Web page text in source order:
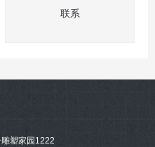
联系
塑家园1222